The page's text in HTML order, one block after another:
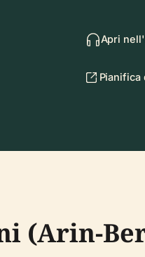
Apri
Pianifica
(Arin-